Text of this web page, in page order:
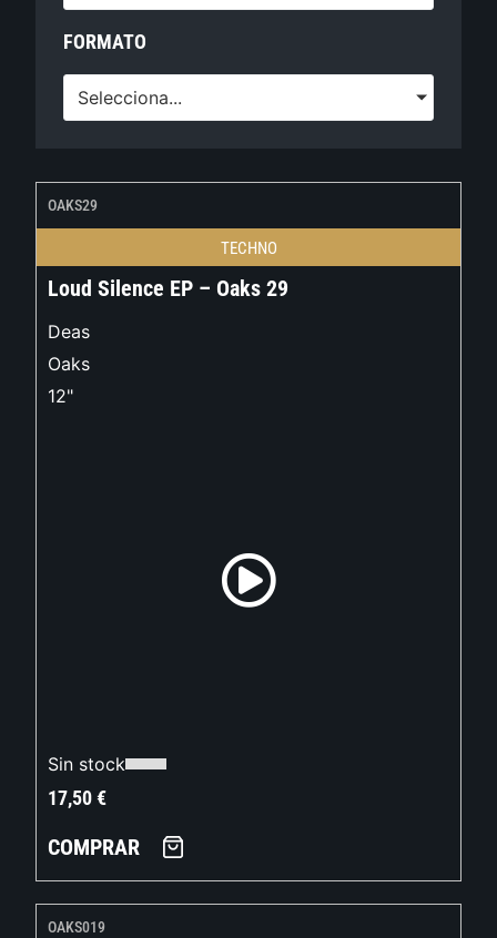
FORMATO
Selecciona...
OAKS29
TECHNO
Loud Silence EP – Oaks 29
Deas
Oaks
12"
Sin stock
17,50€
COMPRAR
OAKS019